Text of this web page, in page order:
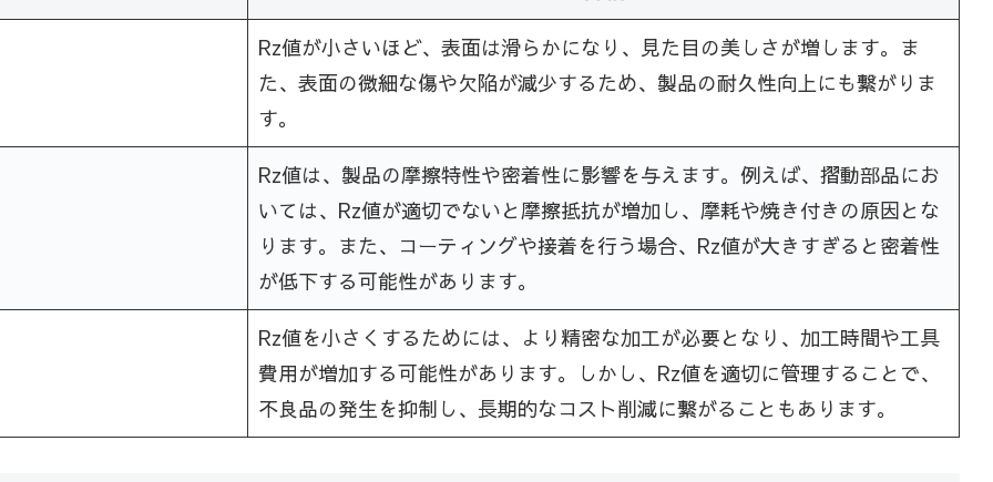
Rz値が小さいほど、表面は滑らかになり、見た目の美しさが増します。ま
た、表面の微細な傷や欠陥が減少するため、製品の耐久性向上にも繋がりま
す。
Rz値は、製品の摩擦特性や密着性に影響を与えます。例えば、摺動部品にお
いては、Rz値が適切でないと摩擦抵抗が増加し、摩耗や焼き付きの原因とな
ります。また、コーティングや接着を行う場合、Rz値が大きすぎると密着性
が低下する可能性があります。
Rz値を小さくするためには、より精密な加工が必要となり、加工時間や工具
費用が増加する可能性があります。しかし、Rz値を適切に管理することで、
不良品の発生を抑制し、長期的なコスト削減に繋がることもあります。